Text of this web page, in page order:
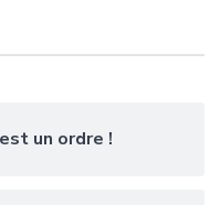
un ordre !